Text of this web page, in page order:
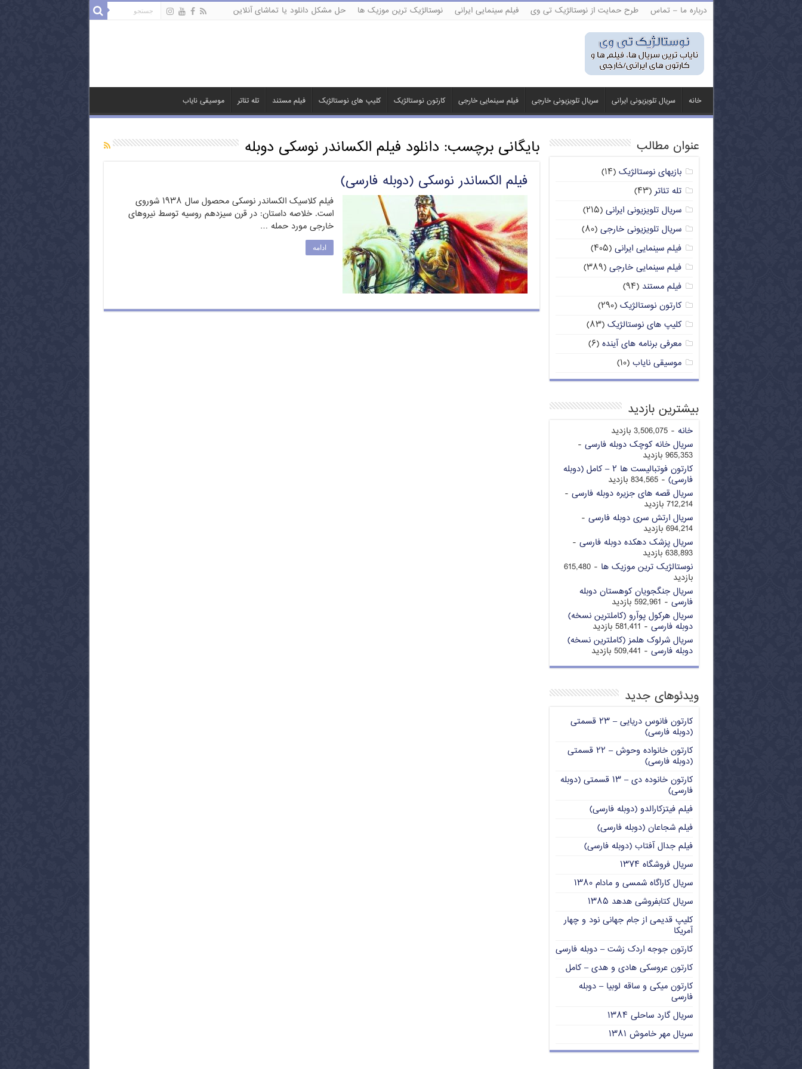
درباره ما – تماس طرح حمایت از نوستالژیک تی وی فیلم سینمایی ایرانی نوستالژیک ترین موزیک ها حل مشکل دانلود یا تماشای آنلاین
خانه سریال تلویزیونی ایرانی سریال تلویزیونی خارجی فیلم سینمایی خارجی کارتون نوستالژیک کلیپ های نوستالژیک فیلم مستند تله تئاتر موسیقی نایاب
بایگانی برچسب: دانلود فیلم الکساندر نوسکی دوبله
فیلم الکساندر نوسکی (دوبله فارسی)
فیلم کلاسیک الکساندر نوسکی محصول سال ۱۹۳۸ شوروی
است. خلاصه داستان: در قرن سیزدهم روسیه توسط نیروهای
خارجی مورد حمله …
ادامه
عنوان مطالب
بازیهای نوستالژیک (۱۴)
تله تئاتر(۴۳)
سریال تلویزیونی ایرانی (۲۱۵)
سریال تلویزیونی خارجی (۸۰)
فیلم سینمایی ایرانی (۴۰۵)
فیلم سینمایی خارجی (۳۸۹)
فیلم مستند (۹۴)
کارتون نوستالژیک (۲۹۰)
کلیپ های نوستالژیک (۸۳)
معرفی برنامه های آینده (۶)
موسیقی نایاب (۱۰)
بیشترین بازدید
خانه - 3,506,075 بازدید
سریال خانه کوچک دوبله فارسی -
965,353 بازدید
کارتون فوتبالیست ها ۲ – کامل (دوبله
فارسی) - 834,565 بازدید
سریال قصه های جزیره دوبله فارسی -
712,214 بازدید
سریال ارتش سری دوبله فارسی -
694,214 بازدید
سریال پزشک دهکده دوبله فارسی -
638,893 بازدید
نوستالژیک ترین موزیک ها
- 615,480
بازدید
سریال جنگجویان کوهستان دوبله
فارسی - 592,961 بازدید
سریال هرکول پوآرو (کاملترین نسخه)
دوبله فارسی - 581,411 بازدید
سریال شرلوک هلمز (کاملترین نسخه)
دوبله فارسی - 509,441 بازدید
ویدئوهای جدید
کارتون فانوس دریایی – ۲۳ قسمتی
(دوبله فارسی)
کارتون خانواده وحوش – ۲۲ قسمتی
(دوبله فارسی)
کارتون خانوده دی – ۱۳ قسمتی (دوبله
فارسی)
فیلم فیتزکارالدو (دوبله فارسی)
فیلم شجاعان (دوبله فارسی)
فیلم جدال آفتاب (دوبله فارسی)
سریال فروشگاه ۱۳۷۴
سریال کاراگاه شمسی و مادام ۱۳۸۰
سریال کتابفروشی هدهد ۱۳۸۵
کلیپ قدیمی از جام جهانی نود و چهار
آمریکا
کارتون جوجه اردک زشت – دوبله فارسی
کارتون عروسکی هادی و هدی – کامل
کارتون میکی و ساقه لوبیا – دوبله
فارسی
سریال گارد ساحلی ۱۳۸۴
سریال مهر خاموش ۱۳۸۱